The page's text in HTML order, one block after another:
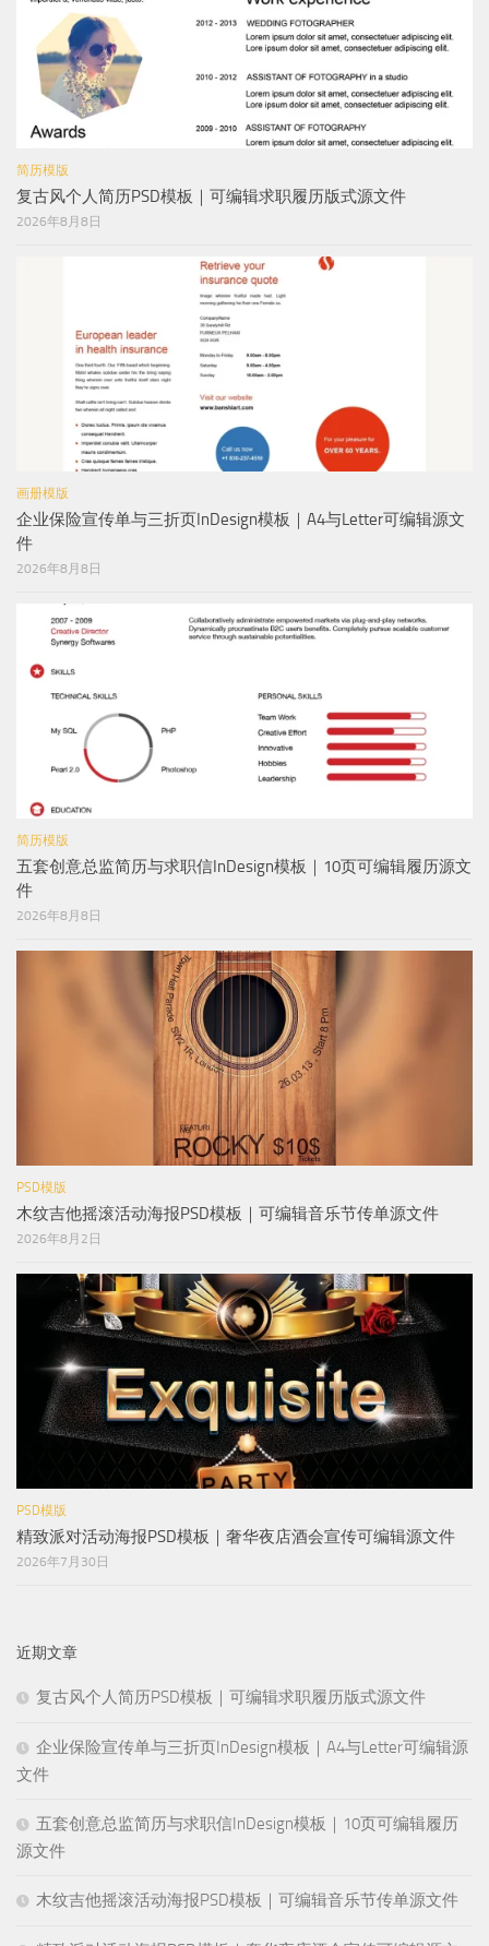
简历模版
复古风个人简历PSD模板｜可编辑求职履历版式源文件
2026年8月8日
画册模版
企业保险宣传单与三折页InDesign模板｜A4与Letter可编辑源文
件
2026年8月8日
简历模版
五套创意总监简历与求职信InDesign模板｜10页可编辑履历源文
件
2026年8月8日
PSD模版
木纹吉他摇滚活动海报PSD模板｜可编辑音乐节传单源文件
2026年8月2日
PSD模版
精致派对活动海报PSD模板｜奢华夜店酒会宣传可编辑源文件
2026年7月30日
近期文章
复古风个人简历PSD模板｜可编辑求职履历版式源文件
企业保险宣传单与三折页InDesign模板｜A4与Letter可编辑源
文件
五套创意总监简历与求职信InDesign模板｜10页可编辑履历
源文件
木纹吉他摇滚活动海报PSD模板｜可编辑音乐节传单源文件